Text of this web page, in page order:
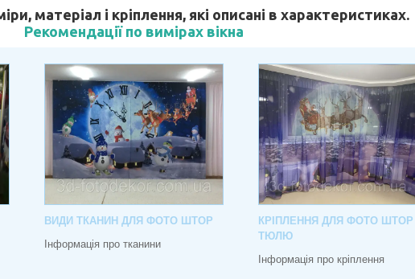
матеріал і кріплення, які описані в характеристиках.
Рекомендації по вимірах вікна
ВИДИ ТКАНИН ДЛЯ ФОТО ШТОР
Інформація про тканини
КРІПЛЕННЯ ДЛЯ ФОТО ШТОР І
ТЮЛЮ
Інформація про кріплення